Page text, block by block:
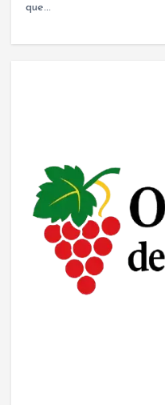
que…